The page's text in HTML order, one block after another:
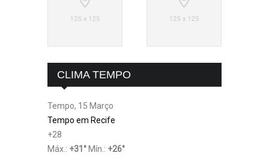
CLIMA TEMPO
Tempo, 15 Março
Tempo em Recife
+28
Máx.: +31 ° Mín.: +26°